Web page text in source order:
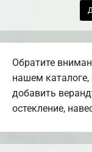
Обратите
нашем
добавить
остекление,